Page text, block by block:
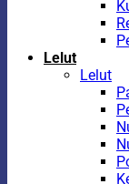
Lelut
Lelut